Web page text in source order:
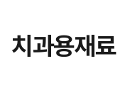
치과용재료